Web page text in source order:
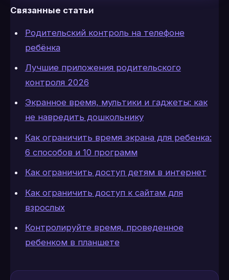
Связанные статьи
Родительский контроль на телефоне
ребёнка
Лучшие приложения родительского
контроля 2026
Экранное время, мультики и гаджеты: как
не навредить дошкольнику
Как ограничить время экрана для ребенка:
6 способов и 10 программ
Как ограничить доступ детям в интернет
Как ограничить доступ к сайтам для
взрослых
Контролируйте время, проведенное
ребенком в планшете